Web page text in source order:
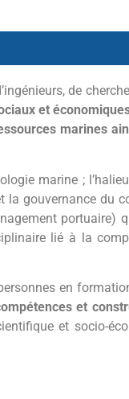
de
et
marines
marine ;
la gouvernance du
portuaire)
lié à la
en
et
et socio-